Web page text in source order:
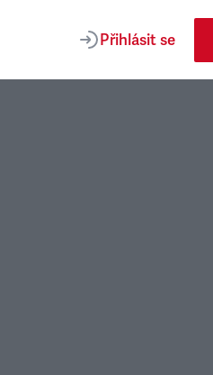
Přihlásit se